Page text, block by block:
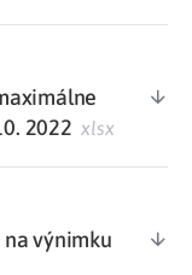
2022 xlsx
výnimku